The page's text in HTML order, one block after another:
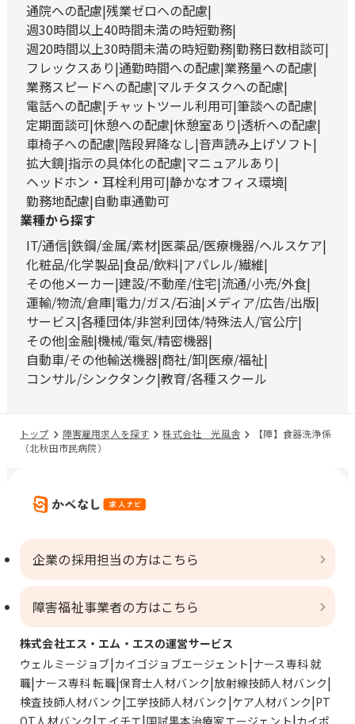
通院への配慮 残業ゼロへの配慮
週30時間以上40時間未満の時短勤務
週20時間以上30時間未満の時短勤務 勤務日数相談可
フレックスあり 通勤時間への配慮 業務量への配慮
業務スピードへの配慮 マルチタスクへの配慮
電話への配慮 チャットツール利用可 筆談への配慮
定期面談可 休憩への配慮 休憩室あり 透析への配慮
車椅子への配慮 階段昇降なし 音声読み上げソフト
拡大鏡 指示の具体化の配慮 マニュアルあり
ヘッドホン・耳栓利用可 静かなオフィス環境
勤務地配慮 自動車通勤可
業種から探す
IT/通信 鉄鋼/金属/素材 医薬品/医療機器/ヘルスケア
化粧品/化学製品 食品/飲料 アパレル/繊維
その他メーカー 建設/不動産/住宅 流通/小売/外食
運輸/物流/倉庫 電力/ガス/石油 メディア/広告/出版
サービス 各種団体/非営利団体/特殊法人/官公庁
その他 金融 機械/電気/精密機器
自動車/その他輸送機器 商社/卸 医療/福祉
コンサル/シンクタンク 教育/各種スクール
トップ 障害雇用求人を探す 株式会社 光風舎
【障】食器洗浄係
（北秋田市民病院）
企業の採用担当の方はこちら
障害福祉事業者の方はこちら
株式会社エス・エム・エスの運営サービス
ウェルミージョブ カイゴジョブエージェント ナース専科 就
職 ナース専科 転職 保育士人材バンク 放射線技師人材バンク
検査技師人材バンク 工学技師人材バンク ケア人材バンク PT